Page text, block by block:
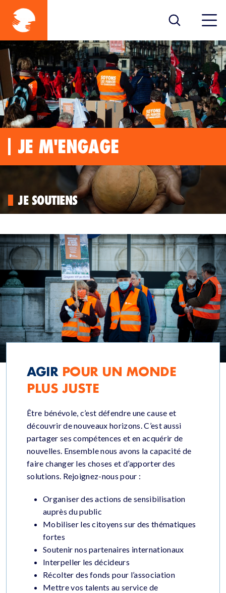
JE M'ENGAGE
JE SOUTIENS
AGIR POUR UN MONDE
PLUS JUSTE
Être bénévole, c’est défendre une cause et
découvrir de nouveaux horizons. C’est aussi
partager ses compétences et en acquérir de
nouvelles. Ensemble nous avons la capacité de
faire changer les choses et d’apporter des
solutions. Rejoignez-nous pour :
Organiser des actions de sensibilisation
auprès du public
Mobiliser les citoyens sur des thématiques
fortes
Soutenir nos partenaires internationaux
Interpeller les décideurs
Récolter des fonds pour l’association
Mettre vos talents au service de